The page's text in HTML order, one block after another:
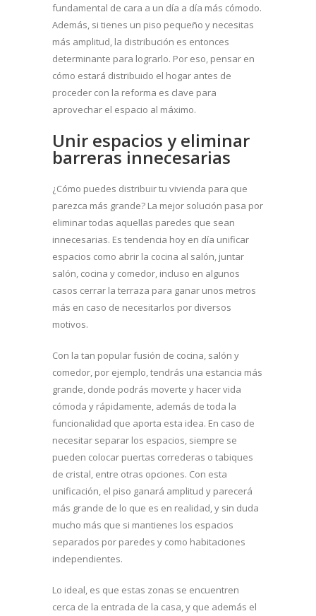
fundamental de cara a un día a día más cómodo.
Además, si tienes un piso pequeño y necesitas
más amplitud, la distribución es entonces
determinante para lograrlo. Por eso, pensar en
cómo estará distribuido el hogar antes de
proceder con la reforma es clave para
aprovechar el espacio al máximo.
Unir espacios y eliminar
barreras innecesarias
¿Cómo puedes distribuir tu vivienda para que
parezca más grande? La mejor solución pasa por
eliminar todas aquellas paredes que sean
innecesarias. Es tendencia hoy en día unificar
espacios como abrir la cocina al salón, juntar
salón, cocina y comedor, incluso en algunos
casos cerrar la terraza para ganar unos metros
más en caso de necesitarlos por diversos
motivos.
Con la tan popular fusión de cocina, salón y
comedor, por ejemplo, tendrás una estancia más
grande, donde podrás moverte y hacer vida
cómoda y rápidamente, además de toda la
funcionalidad que aporta esta idea. En caso de
necesitar separar los espacios, siempre se
pueden colocar puertas correderas o tabiques
de cristal, entre otras opciones. Con esta
unificación, el piso ganará amplitud y parecerá
más grande de lo que es en realidad, y sin duda
mucho más que si mantienes los espacios
separados por paredes y como habitaciones
independientes.
Lo ideal, es que estas zonas se encuentren
cerca de la entrada de la casa, y que además el